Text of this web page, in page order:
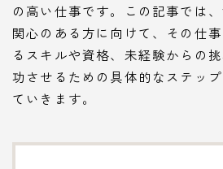
の高い仕事です。この記事では
関心のある方に向けて、その仕
るスキルや資格、未経験からの
功させるための具体的なステッ
ていきます。